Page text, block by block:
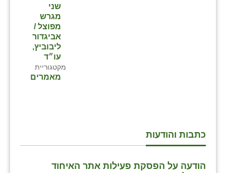
שני
מגרש
מפוצל /
אביגדור
ליבוביץ,
עו״ד
מקטגוריית
מאמרים
כתבות והודעות
הודעה על הפסקת פעילות אתר האיחוד